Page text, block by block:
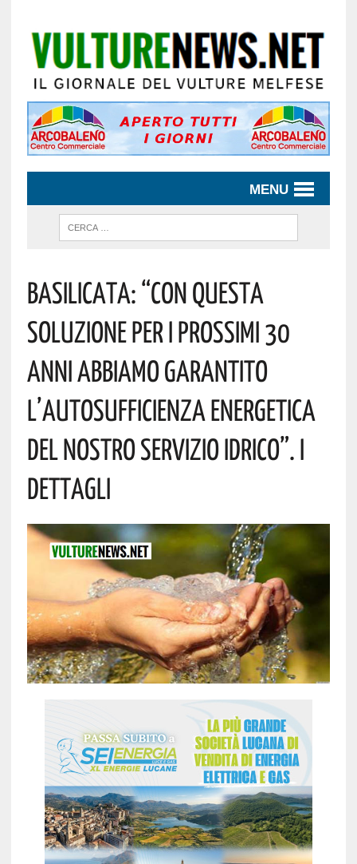
MENU
Basilicata: “Con Questa
Soluzione Per I Prossimi 30
Anni Abbiamo Garantito
L’autosufficienza Energetica
Del Nostro Servizio Idrico”. I
Dettagli